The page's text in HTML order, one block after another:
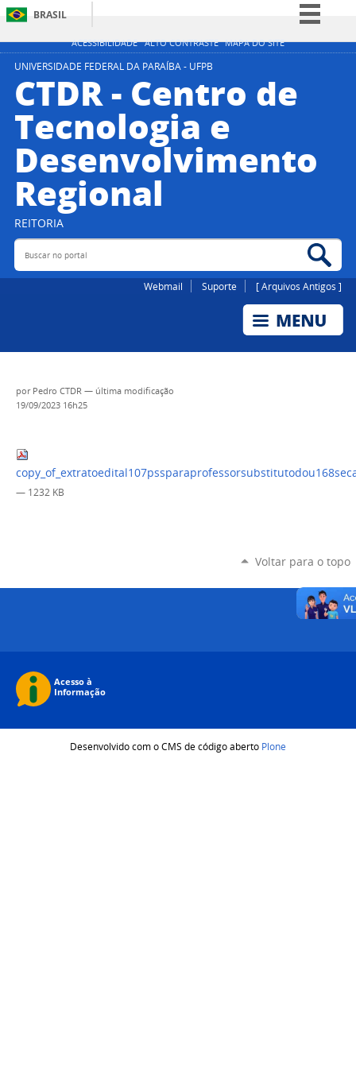
ACESSIBILIDADE ALTO CONTRASTE MAPA DO SITE
BRASIL
Simplifique!
Participe
Legislação
Canais
UNIVERSIDADE FEDERAL DA PARAÍBA - UFPB
CTDR - Centro de
Tecnologia e
Desenvolvimento
Regional
REITORIA
Buscar no portal
Webmail Suporte [ Arquivos Antigos ]
por Pedro CTDR — última modificação
19/09/2023 16h25
— 1232 KB
Voltar para o topo
Desenvolvido com o CMS de código aberto Plone